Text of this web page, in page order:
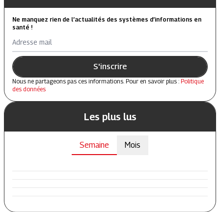
Ne manquez rien de l’actualités des systèmes d’informations en
santé !
Adresse mail
S'inscrire
Nous ne partageons pas ces informations. Pour en savoir plus : Politique
des données
Les plus lus
Semaine Mois